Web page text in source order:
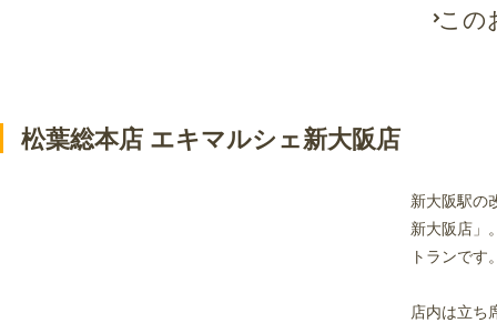
この
松葉総本店 エキマルシェ新大阪店
新大阪駅の
新大阪店」
トランです
店内は立ち